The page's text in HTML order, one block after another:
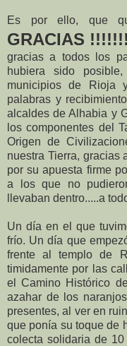
Es por ello, que
GRACIAS !!!!!!!
gracias a todos los
hubiera sido
municipios de Rioja
palabras y
alcaldes de Alhabia y
los componentes del
Origen de
nuestra Tierra, gracias
por su apuesta firme
a los que no
llevaban dentro.....a
Un día en el que
frío. Un día que
frente al templo de
timidamente por las
el Camino Histórico
azahar de los
presentes, al ver en
que ponía su toque de
colecta solidaria de